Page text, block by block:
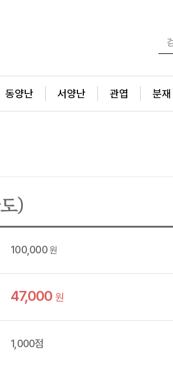
동양난 서양난 관엽 분재
)
100,000 원
47,000원
1,000점